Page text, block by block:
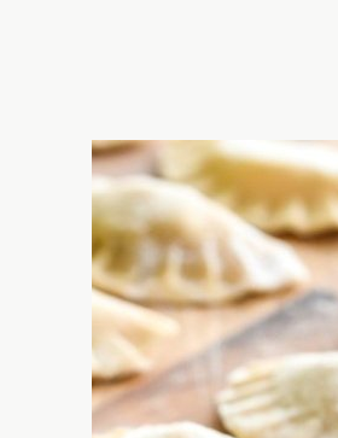
день. Мы рассказывали,
не нужно лепить.Теперь
вареников.
"Хозяйка"
рассказали, как